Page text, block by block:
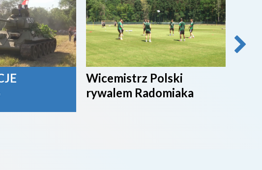
Wicemistrz Polski
rywalem Radomiaka